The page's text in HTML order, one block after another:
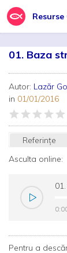
01. Baza
Autor: Lazăr
in 01/01/2016
Referințe
Asculta online:
Pentru a